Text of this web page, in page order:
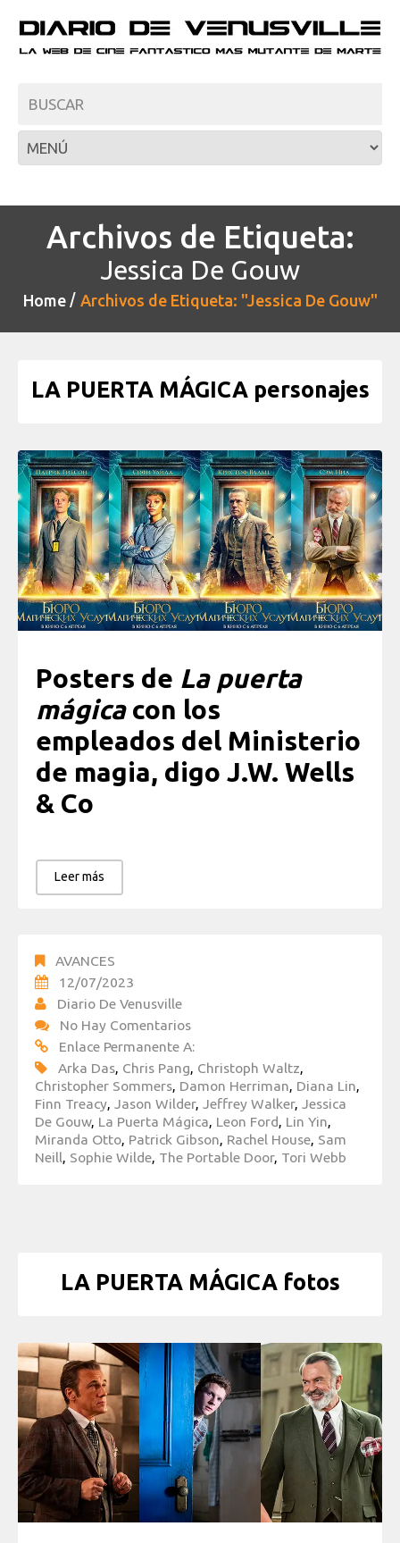
Archivos de Etiqueta:
Jessica De Gouw
Home Archivos de Etiqueta: "Jessica De Gouw"
LA PUERTA MÁGICA personajes
Posters de La puerta
mágicacon los
empleados del Ministerio
de magia, digo J.W. Wells
& Co
Leer más
AVANCES
12/07/2023
Diario De Venusville
No Hay Comentarios
Enlace Permanente A:
Arka Das, Chris Pang, Christoph Waltz,
Christopher Sommers, Damon Herriman, Diana Lin,
Finn Treacy, Jason Wilder, Jeffrey Walker, Jessica
De Gouw, La Puerta Mágica, Leon Ford, Lin Yin,
Miranda Otto, Patrick Gibson, Rachel House, Sam
Neill, Sophie Wilde, The Portable Door, Tori Webb
LA PUERTA MÁGICA fotos